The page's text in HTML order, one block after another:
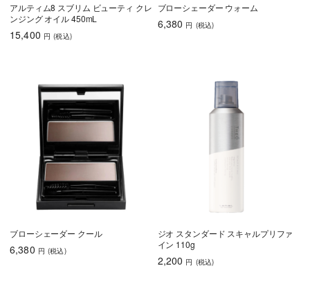
アルティム8 スブリム ビューティ クレ
ンジング オイル 450mL
15,400 円 (税込)
ブローシェーダー ウォーム
6,380 円 (税込)
ブローシェーダー クール
6,380 円 (税込)
ジオ スタンダード スキャルプリファ
イン 110g
2,200 円 (税込)